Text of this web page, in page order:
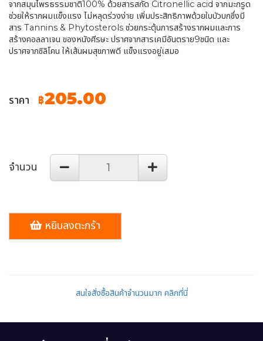
จากสมุนไพรธรรมชาติ100% ด้วยสารสกัด Citronellic acid จากมะกรูด
ช่วยให้รากผมแข็งแรง ไม่หลุดร่วงง่าย เพิ่มประสิทธิภาพด้วยใบบัวบกซึ่งมี
สาร Tannins & Phytosterols ช่วยกระตุ้นการสร้างรากผมและการ
สร้างคอลลาเจน ของหนังศีรษะ ปราศจากสารเคมีอันตราย9ชนิด และ
ปราศจากซิลิโคน ให้เส้นผมสุขภาพดี แข็งแรงอยู่เสมอ
ราคา ฿205.00
จำนวน
หยิบลงตะกร้า
สนใจสั่งซื้อสินค้าจำนวนมาก คลิกที่นี่